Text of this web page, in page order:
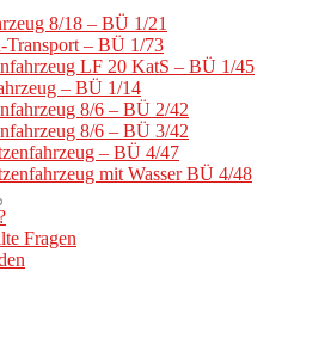
8/18 – BÜ 1/21
Transport – BÜ 1/73
LF 20 KatS – BÜ 1/45
– BÜ 1/14
8/6 – BÜ 2/42
8/6 – BÜ 3/42
– BÜ 4/47
mit Wasser BÜ 4/48
Fragen